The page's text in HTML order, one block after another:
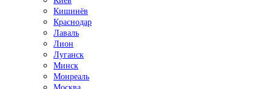
Кишинёв
Краснодар
Лаваль
Лион
Луганск
Минск
Монреаль